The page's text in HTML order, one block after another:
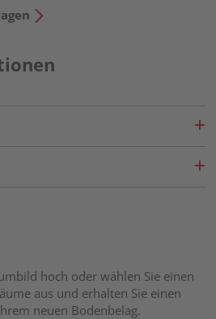
hoch oder wählen Sie einen
aus und erhalten Sie einen
neuen Bodenbelag.